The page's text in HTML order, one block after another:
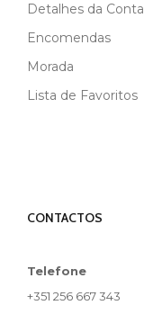
Detalhes da Conta
Encomendas
Morada
Lista de Favoritos
CONTACTOS
Telefone
+351 256 667 343